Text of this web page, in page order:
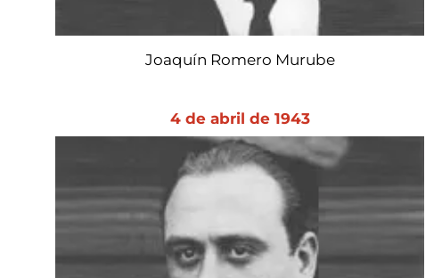
Joaquín Romero Murube
4 de abril de 1943